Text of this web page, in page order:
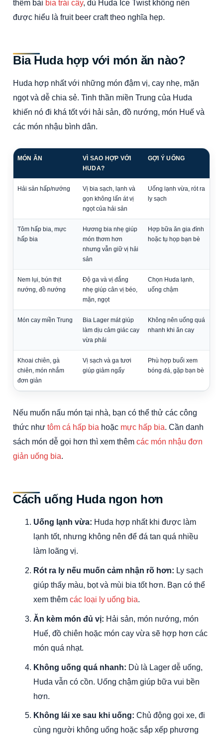
thêm bài bia trái cây, dù Huda Ice Twist không nên
được hiểu là fruit beer craft theo nghĩa hẹp.
Bia Huda hợp với món ăn nào?
Huda hợp nhất với những món đậm vị, cay nhẹ, mặn
ngọt và dễ chia sẻ. Tinh thần miền Trung của Huda
khiến nó đi khá tốt với hải sản, đồ nướng, món Huế và
các món nhậu bình dân.
MÓN ĂN
VÌ SAO HỢP VỚI
HUDA?
GỢI Ý UỐNG
Hải sản hấp/nướng
Vị bia sạch, lạnh và
gọn không lấn át vị
ngọt của hải sản
Uống lạnh vừa, rót ra
ly sạch
Tôm hấp bia, mực
hấp bia
Hương bia nhẹ giúp
món thơm hơn
nhưng vẫn giữ vị hải
sản
Hợp bữa ăn gia đình
hoặc tụ họp bạn bè
Nem lụi, bún thịt
nướng, đồ nướng
Độ ga và vị đắng
nhẹ giúp cân vị béo,
mặn, ngọt
Chọn Huda lạnh,
uống chậm
Món cay miền Trung
Bia Lager mát giúp
làm dịu cảm giác cay
vừa phải
Không nên uống quá
nhanh khi ăn cay
Khoai chiên, gà
chiên, món nhắm
đơn giản
Vị sạch và ga tươi
giúp giảm ngấy
Phù hợp buổi xem
bóng đá, gặp bạn bè
Nếu muốn nấu món tại nhà, bạn có thể thử các công
thức như tôm cá hấp bia hoặc mực hấp bia. Cần danh
sách món dễ gọi hơn thì xem thêm các món nhậu đơn
giản uống bia.
Cách uống Huda ngon hơn
Uống lạnh vừa: Huda hợp nhất khi được làm
lạnh tốt, nhưng không nên để đá tan quá nhiều
làm loãng vị.
Rót ra ly nếu muốn cảm nhận rõ hơn: Ly sạch
giúp thấy màu, bọt và mùi bia tốt hơn. Bạn có thể
xem thêmcác loại ly uống bia.
Ăn kèm món đủ vị: Hải sản, món nướng, món
Huế, đồ chiên hoặc món cay vừa sẽ hợp hơn các
món quá nhạt.
Không uống quá nhanh: Dù là Lager dễ uống,
Huda vẫn có cồn. Uống chậm giúp bữa vui bền
hơn.
Không lái xe sau khi uống: Chủ động gọi xe, đi
cùng người không uống hoặc sắp xếp phương